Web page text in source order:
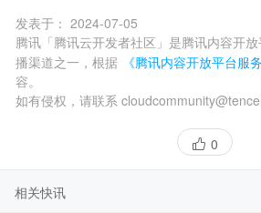
发表于： 2024-07-05
腾讯「腾讯云开发者社区」是腾讯内容开
播渠道之一，根据
《腾讯内容开放平台服
容。
如有侵权，请联系
0
相关快讯